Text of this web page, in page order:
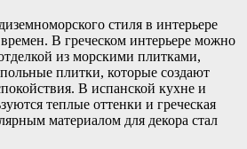
стиля в интерьере
В греческом интерьере можно
из морскими плитками,
плитки, которые создают
В испанской кухне и
теплые оттенки и греческая
материалом для декора стал